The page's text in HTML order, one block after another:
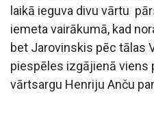
laikā ieguva divu vārtu
iemeta vairākumā, kad
bet Jarovinskis pēc tālas
piespēles izgājienā viens
vārtsargu Henriju Anču